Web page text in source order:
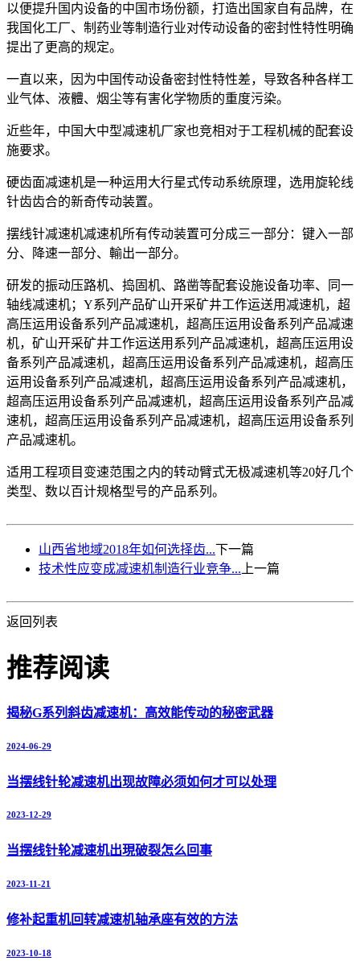
以便提升国内设备的中国市场份额，打造出国家自有品牌，在
我国化工厂、制药业等制造行业对传动设备的密封性特性明确
提出了更高的规定。
一直以来，因为中国传动设备密封性特性差，导致各种各样工
业气体、液體、烟尘等有害化学物质的重度污染。
近些年，中国大中型减速机厂家也竞相对于工程机械的配套设
施要求。
硬齿面减速机是一种运用大行星式传动系统原理，选用旋轮线
针齿齿合的新奇传动装置。
摆线针减速机减速机所有传动装置可分成三一部分：键入一部
分、降速一部分、輸出一部分。
研发的振动压路机、捣固机、路凿等配套设施设备功率、同一
轴线减速机；Y系列产品矿山开采矿井工作运送用减速机，超
高压运用设备系列产品减速机，超高压运用设备系列产品减速
机，矿山开采矿井工作运送用系列产品减速机，超高压运用设
备系列产品减速机，超高压运用设备系列产品减速机，超高压
运用设备系列产品减速机，超高压运用设备系列产品减速机，
超高压运用设备系列产品减速机，超高压运用设备系列产品减
速机，超高压运用设备系列产品减速机，超高压运用设备系列
产品减速机。
适用工程项目变速范围之内的转动臂式无极减速机等20好几个
类型、数以百计规格型号的产品系列。
山西省地域2018年如何选择齿...下一篇
技术性应变成减速机制造行业竞争... 上一篇
返回列表
推荐阅读
揭秘G系列斜齿减速机：高效能传动的秘密武器
2024-06-29
当摆线针轮减速机出现故障必须如何才可以处理
2023-12-29
当摆线针轮减速机出現破裂怎么回事
2023-11-21
修补起重机回转减速机轴承座有效的方法
2023-10-18